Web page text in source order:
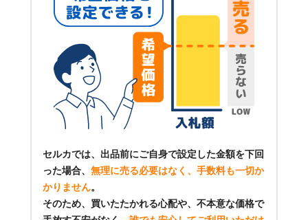
セルカでは、出品前にご自身で設定した金額を下回
った場合、 無理に売る必要はなく、手数料も一切か
かりません。
そのため、買いたたかれる心配や、不本意な価格で